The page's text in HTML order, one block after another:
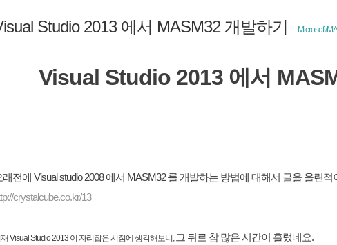
Studio 2013 에서 MASM32 개발하기 Microsoft/
Visual Studio 2013 에서
래전에 Visual studio 2008 에서 MASM32 를 개발하는 방법에 대해서 글을 올린적
crystalcube.co.kr/13
Visual Studio 2013 이 자리잡은 시점에 생각해보니, 그 뒤로 참 많은 시간이 흘렀네요.